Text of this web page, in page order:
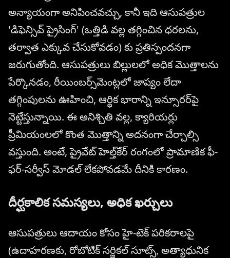
అన్యాయంగా అనిపించవచ్చు, కానీ ఇది ఆసుపత్రుల
'డిఫెన్సివ్ ప్రైసింగ్' (ఒత్తిడి వల్ల తగ్గించిన ధరలను,
తర్వాత ఎక్కువ చేసుకోవడం) కు ప్రతిస్పందనగా
జరుగుతోంది. ఆసుపత్రులు బిల్లులలో అధిక మొత్తాలను
పేర్కొనడం, రీయింబర్స్‌మెంట్లలో జాప్యం లేదా
తగ్గింపులను ఊహించి, ఆర్థిక భారాన్ని ఇన్సూరర్‌పై
నెట్టేస్తున్నాయి. ఈ అనిశ్చితి వల్ల, క్యారియర్లు
ప్రీమియంలలో కొంత మొత్తాన్ని అదనంగా చేర్చాల్సి
వస్తుంది. అంటే, ప్రైవేట్ హెల్త్‌కేర్ రంగంలో ప్రామాణిక ఫీ-
ఫర్-సర్వీస్ మోడల్ లేకపోవడమే దీనికి కారణం.
దీర్ఘకాలిక సమస్యలు, అధిక ఖర్చులు
ఆసుపత్రులు ఆదాయం కోసం హై-టెక్ పరికరాలపై
(ఉదాహరణకు, రోబోటిక్ సర్జికల్ సూట్స్, అత్యాధునిక